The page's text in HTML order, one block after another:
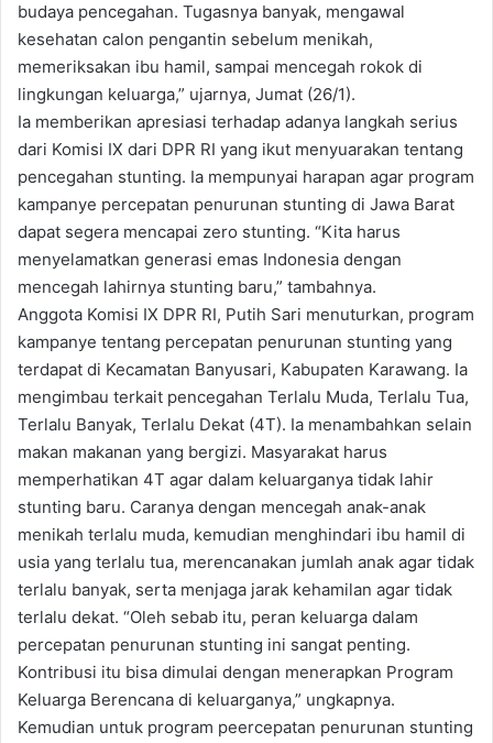
budaya pencegahan. Tugasnya banyak, mengawal
kesehatan calon pengantin sebelum menikah,
memeriksakan ibu hamil, sampai mencegah rokok di
lingkungan keluarga,” ujarnya, Jumat (26/1).
Ia memberikan apresiasi terhadap adanya langkah serius
dari Komisi IX dari DPR RI yang ikut menyuarakan tentang
pencegahan stunting. Ia mempunyai harapan agar program
kampanye percepatan penurunan stunting di Jawa Barat
dapat segera mencapai zero stunting. “Kita harus
menyelamatkan generasi emas Indonesia dengan
mencegah lahirnya stunting baru,” tambahnya.
Anggota Komisi IX DPR RI, Putih Sari menuturkan, program
kampanye tentang percepatan penurunan stunting yang
terdapat di Kecamatan Banyusari, Kabupaten Karawang. Ia
mengimbau terkait pencegahan Terlalu Muda, Terlalu Tua,
Terlalu Banyak, Terlalu Dekat (4T). Ia menambahkan selain
makan makanan yang bergizi. Masyarakat harus
memperhatikan 4T agar dalam keluarganya tidak lahir
stunting baru. Caranya dengan mencegah anak-anak
menikah terlalu muda, kemudian menghindari ibu hamil di
usia yang terlalu tua, merencanakan jumlah anak agar tidak
terlalu banyak, serta menjaga jarak kehamilan agar tidak
terlalu dekat. “Oleh sebab itu, peran keluarga dalam
percepatan penurunan stunting ini sangat penting.
Kontribusi itu bisa dimulai dengan menerapkan Program
Keluarga Berencana di keluarganya,” ungkapnya.
Kemudian untuk program peercepatan penurunan stunting